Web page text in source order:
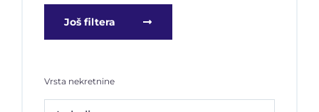
Još filtera
Vrsta nekretnine